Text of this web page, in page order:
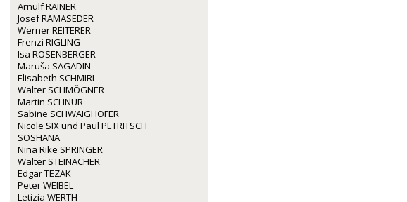
Arnulf RAINER
Josef RAMASEDER
Werner REITERER
Frenzi RIGLING
Isa ROSENBERGER
Maruša SAGADIN
Elisabeth SCHMIRL
Walter SCHMÖGNER
Martin SCHNUR
Sabine SCHWAIGHOFER
Nicole SIX und Paul PETRITSCH
SOSHANA
Nina Rike SPRINGER
Walter STEINACHER
Edgar TEZAK
Peter WEIBEL
Letizia WERTH